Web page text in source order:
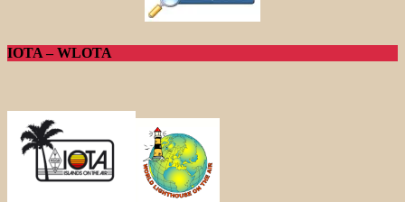
IOTA – WLOTA